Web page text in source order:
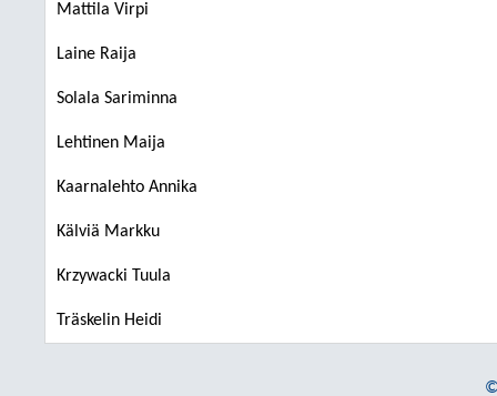
Mattila Virpi
Laine Raija
Solala Sariminna
Lehtinen Maija
Kaarnalehto Annika
Kälviä Markku
Krzywacki Tuula
Träskelin Heidi